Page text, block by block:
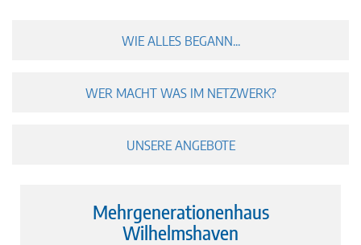
WIE ALLES BEGANN...
WER MACHT WAS IM NETZWERK?
UNSERE ANGEBOTE
Mehrgenerationenhaus
Wilhelmshaven